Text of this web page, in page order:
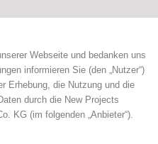
Webseite und bedanken uns
informieren Sie (den „Nutzer“)
Erhebung, die Nutzung und die
durch die New Projects
KG (im folgenden „Anbieter“).